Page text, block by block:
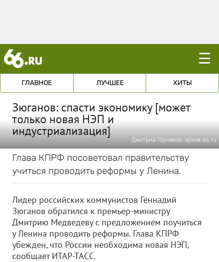
☰
ГЛАВНОЕ ЛУЧШЕЕ ХИТЫ
Зюганов: спасти экономику [может
только новая НЭП и
индустриализация]
Дмитрий Горчаков; архив 66.ru
Глава КПРФ посоветовал правительству
учиться проводить реформы у Ленина.
Лидер российских коммунистов Геннадий
Зюганов обратился к премьер-министру
Дмитрию Медведеву с предложением поучиться
у Ленина проводить реформы. Глава КПРФ
убежден, что России необходима новая НЭП,
сообщает ИТАР-ТАСС.